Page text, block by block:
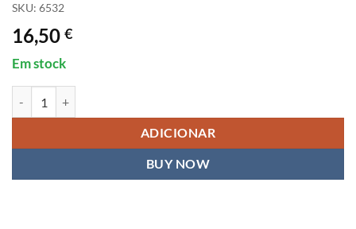
SKU: 6532
16,50 €
Em stock
ADICIONAR
BUY NOW